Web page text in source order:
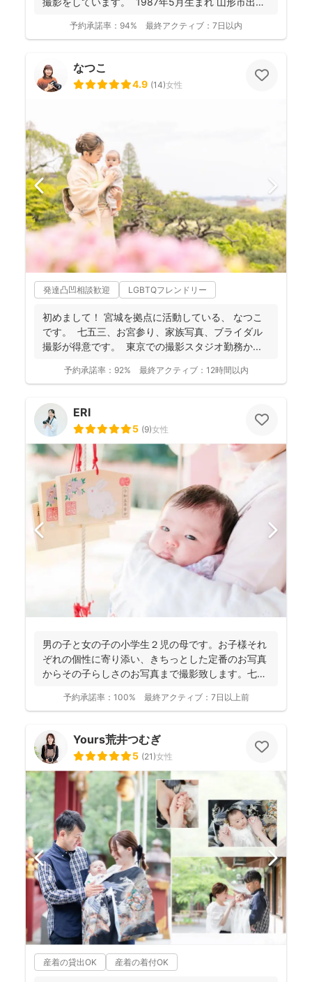
予約承諾率： 94% 最終アクティブ： 7日以内
なつこ
4.9 (14)女性
発達凸凹相談歓迎 LGBTQフレンドリー
初めまして！ 宮城を拠点に活動している、 なつこ
です。 七五三、お宮参り、家族写真、ブライダル
撮影が得意です。 東京での撮影スタジオ勤務か...
予約承諾率： 92% 最終アクティブ： 12時間以内
ERI
5 (9)女性
男の子と女の子の小学生２児の母です。お子様それ
ぞれの個性に寄り添い、きちっとした定番のお写真
からその子らしさのお写真まで撮影致します。七五
予約承諾率： 100% 最終アクティブ： 7日以上前
Yours荒井つむぎ
5 (21)女性
産着の貸出OK 産着の着付OK